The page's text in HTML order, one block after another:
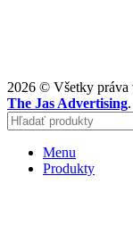
2026 © Všetky práva
The Jas Advertising.
Menu
Produkty